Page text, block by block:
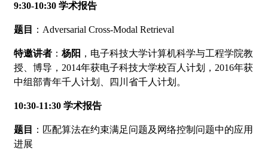
9:30-10:30 学术报告
题目 ： Adversarial Cross-Modal Retrieval
特邀讲者 ： 杨阳 ，电子科技大学计算机科学与工程学院教
授、博导， 2014年获电子科技大学校百人计划， 2016年获
中组部青年千人计划、四川省千人计划。
10:30-11:30 学术报告
题目
：匹配算法在约束满足问题及网络控制问题中的应用
进展